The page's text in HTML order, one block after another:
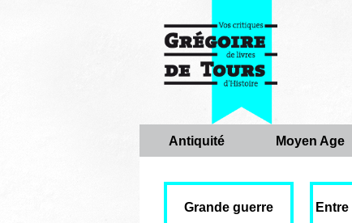
Antiquité Moyen Age
Grande guerre